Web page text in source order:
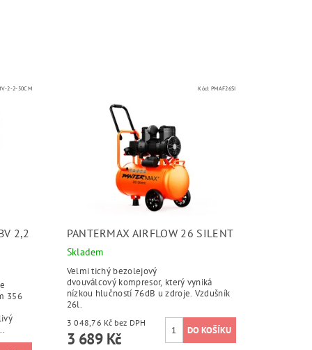
2-2-50CM
2,2
356
Kód:PMAF26SI
PANTERMAX AIRFLOW 26 SILENT
Skladem
Velmi tichý bezolejový
dvouválcový kompresor, který vyniká
nízkou hlučností 76dB u zdroje. Vzdušník
26l.
3 048,76 Kč bez DPH
3 689 Kč